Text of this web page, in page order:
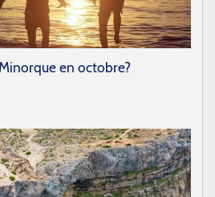
en octobre?